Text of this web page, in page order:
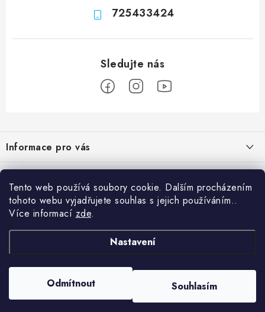
Tento web používá soubory cookie. Dalším procházením
tohoto webu vyjadřujete souhlas s jejich používáním..
Více informací zde.
Nastavení
Odmítnout Souhlasím
725433424
p
a
Informace pro vás
Obchodní podmínky
Podmínky ochrany osobních údajů
Odstoupení od kupní smlouvy
Moje objednávka
Přihlášení
E-mail
Vyhledávání
HLEDAT
Nastavil tým EshopyUmíme.cz
. Všechna práva vyhrazena.